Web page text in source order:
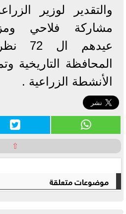
والتقدير لوزير
مشاركة فلاحي
المحافظة التاريخية
الأنشطة الزراعية .
⇧
موضوعات متعلقة